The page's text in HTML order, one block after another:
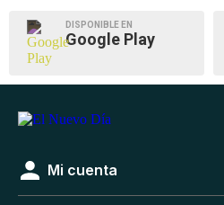
DISPONIBLE EN
Google Play
Mi cuenta